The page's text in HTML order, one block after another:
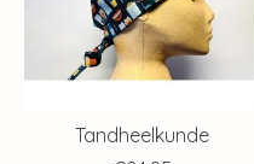
Tandheelkunde